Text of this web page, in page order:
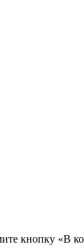
кнопку «В